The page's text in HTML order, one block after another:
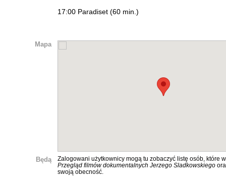
17:00 Paradiset (60 min.)
Mapa
Będą
Zalogowani użytkownicy mogą tu zobaczyć listę osób, które
Przegląd filmów dokumentalnych Jerzego Sladkowskiego
swoją obecność.